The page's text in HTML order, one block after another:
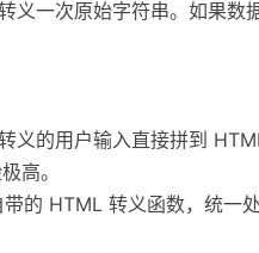
义一次原始字符串。如果
义的用户输入直接拼到
高。
的 HTML 转义函数，统一